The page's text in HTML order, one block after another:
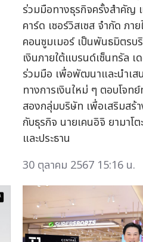
ร่วมมือทางธุรกิจครั้งสำคัญ
คาร์ด เซอร์วิสเซส จำกัด ภา
คอนซูมเมอร์ เป็นพันธมิตร
เงินภายใต้แบรนด์เซ็นทรัล
ร่วมมือ เพื่อพัฒนาและนำเ
ทางการเงินใหม่ ๆ ตอบโจท
สองกลุ่มบริษัท เพื่อเสริมสร้
กับธุรกิจ นายเคนอิจิ ยามาโ
และประธาน
30 ตุลาคม 2567 15:16 น.